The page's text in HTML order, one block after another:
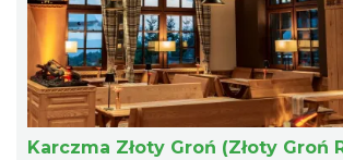
Karczma Złoty Groń (Złoty Groń